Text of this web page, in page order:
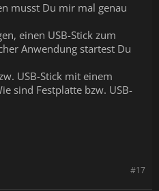
musst Du mir mal genau
einen USB-Stick zum
Anwendung startest Du
USB-Stick mit einem
sind Festplatte bzw. USB-
#17